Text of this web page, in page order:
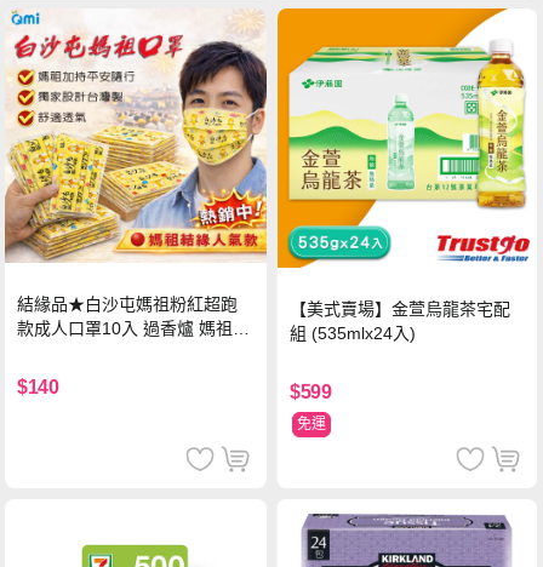
結緣品★白沙屯媽祖粉紅超跑
款成人口罩10入 過香爐 媽祖加
$140
【美式賣場】金萱烏龍茶宅配
組 (535mlx24入)
$599
免運